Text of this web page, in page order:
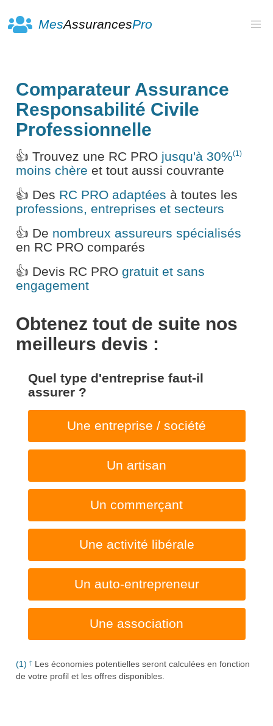
MesAssurancesPro
Comparateur Assurance
Responsabilité Civile
Professionnelle
👍 Trouvez une RC PRO jusqu'à 30%(1)
moins chère et tout aussi couvrante
👍 Des RC PRO adaptées à toutes les
professions, entreprises et secteurs
👍 De nombreux assureurs spécialisés
en RC PRO comparés
👍 Devis RC PRO gratuit et sans
engagement
Obtenez tout de suite nos
meilleurs devis :
Quel type d'entreprise faut-il
assurer ?
Une entreprise / société
Un artisan
Un commerçant
Une activité libérale
Un auto-entrepreneur
Une association
(1) Les économies potentielles seront calculées en fonction
de votre profil et les offres disponibles.